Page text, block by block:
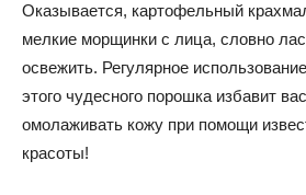
Оказывается, картофельный
мелкие морщинки с лица, словно
освежить. Регулярное
этого чудесного порошка избавит
омолаживать кожу при помощи
красоты!